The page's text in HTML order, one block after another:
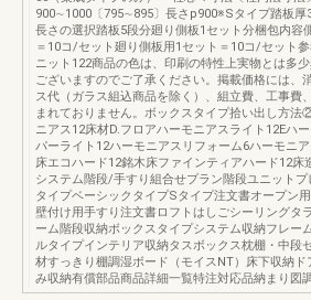
900∼1000〔795∼895〕長さp900※Sタイプ踏板
長さの選択踏板5段分廻り側板1セット分梱包内容
＝10コ/セット廻り側板用1セット＝10コ/セット
ニット122商品の色は、印刷の特性上実物とは多
ございますのでご了承ください。掲載価格には、
ス代（ガラス組込商品を除く）、組立費、工事費
まれておりません。ボックスタイプ拾い出し方法
ニアス12床材D.フロアハーモニアスライト12Eハ
パーライト12ハーモニアスリフォーム6ハーモニ
床エコハード12銘木床ファインティアハード12床
システム階段/手すり組合せプラン階段ユニット
タイプベーシックタイプSタイプ注文書オープン
壁付け用手すり注文書ロフトはしごシーリングタ
ーム階段収納ボックスタイプシステム収納フレー
ルタイプインテリア収納タスボックス枕棚・中段
材すっきり棚調湿ボード（モイスNT）床下収納ド
み収納有償部品商品詳細一覧特注対応品納まり図